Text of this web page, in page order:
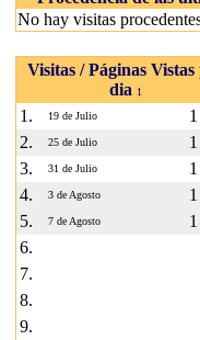
No hay visitas
Visitas / Páginas Vistas
dia 1
1. 19 de Julio 1
2.
25 de Julio 1
3.
31 de Julio 1
4.
3 de Agosto 1
5.
7 de Agosto 1
6.
7.
8.
9.